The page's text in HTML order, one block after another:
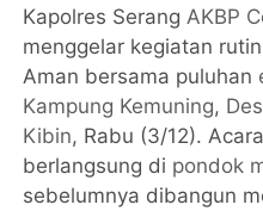
Kapolres Serang AKBP
menggelar kegiatan
Aman bersama puluhan
Kampung Kemuning,
Kibin, Rabu (3/12).
berlangsung di pondok
sebelumnya dibangun